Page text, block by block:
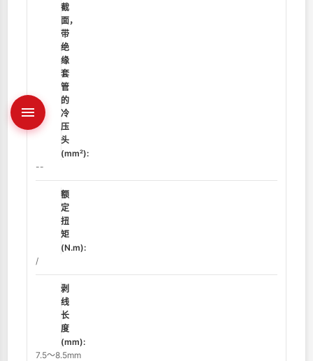
截
面，
带
绝
缘
套
管
的
冷
压
头
(mm²):
--
额
定
扭
矩
(N.m):
/
剥
线
长
度
(mm):
7.5～8.5mm